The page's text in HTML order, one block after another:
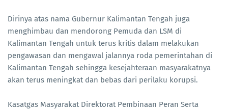
Dirinya atas nama Gubernur Kalimantan Tengah juga
menghimbau dan mendorong Pemuda dan LSM di
Kalimantan Tengah untuk terus kritis dalam melakukan
pengawasan dan mengawal jalannya roda pemerintahan di
Kalimantan Tengah sehingga kesejahteraan masyarakatnya
akan terus meningkat dan bebas dari perilaku korupsi.
Kasatgas Masyarakat Direktorat Pembinaan Peran Serta